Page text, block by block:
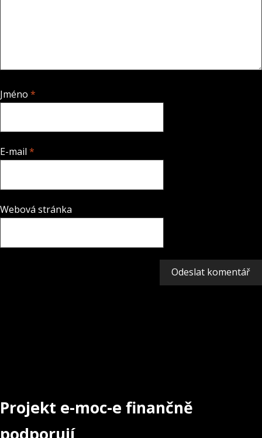
Jméno *
E-mail *
Webová stránka
Projekt e-moc-e finančně
podporují